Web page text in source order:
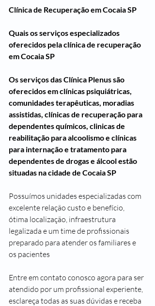
Clínica de Recuperação em Cocaia SP
Quais os serviços especializados
oferecidos pela clínica de recuperação
em Cocaia SP
Os serviços das Clínica Plenus são
oferecidos em clínicas psiquiátricas,
comunidades terapêuticas, moradias
assistidas, clínicas de recuperação para
dependentes químicos, clinicas de
reabilitação para alcoolismo e clínicas
para internação e tratamento para
dependentes de drogas e álcool estão
situadas na cidade de Cocaia SP
Possuímos unidades especializadas com
excelente relação custo e benefício,
ótima localização, infraestrutura
legalizada e um time de profissionais
preparado para atender os familiares e
os pacientes
Entre em contato conosco agora para ser
atendido por um profissional experiente,
esclareça todas as suas dúvidas e receba